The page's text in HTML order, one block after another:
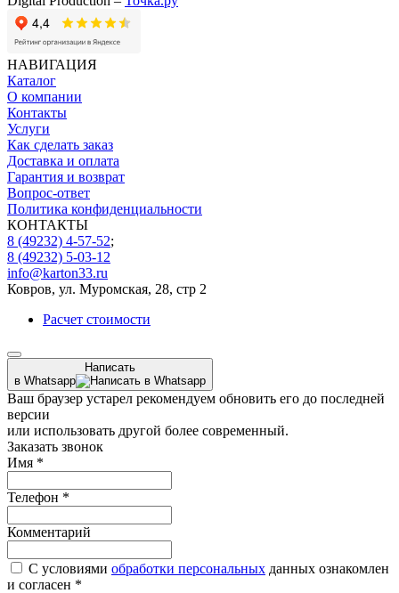
НАВИГАЦИЯ
Каталог
О компании
Контакты
Услуги
Как сделать заказ
Доставка и оплата
Гарантия и возврат
Вопрос-ответ
Политика конфиденциальности
КОНТАКТЫ
8 (49232) 4-57-52;
8 (49232) 5-03-12
info@karton33.ru
Ковров, ул. Муромская, 28, стр 2
Расчет стоимости
Написать
в Whatsapp
Ваш браузер устарел рекомендуем обновить его до последней
версии
или использовать другой более современный.
Заказать звонок
Имя *
Телефон *
Комментарий
С условиями обработки персональных данных ознакомлен
и согласен *